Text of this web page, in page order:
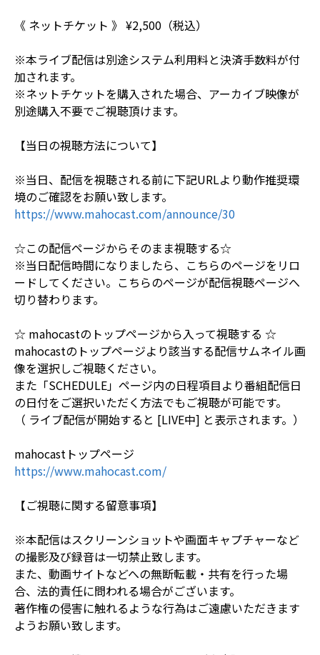
《 ネットチケット 》 ¥2,500（税込）
※本ライブ配信は別途システム利用料と決済手数料が付
加されます。
※ネットチケットを購入された場合、アーカイブ映像が
別途購入不要でご視聴頂けます。
【当日の視聴方法について】
※当日、配信を視聴される前に下記URLより動作推奨環
境のご確認をお願い致します。
https://www.mahocast.com/announce/30
☆この配信ページからそのまま視聴する☆
※当日配信時間になりましたら、こちらのページをリロ
ードしてください。こちらのページが配信視聴ページへ
切り替わります。
☆ mahocastのトップページから入って視聴する ☆
mahocastのトップページより該当する配信サムネイル画
像を選択しご視聴ください。
また「SCHEDULE」ページ内の日程項目より番組配信日
の日付をご選択いただく方法でもご視聴が可能です。
（ ライブ配信が開始すると [LIVE中] と表示されます。）
mahocastトップページ
https://www.mahocast.com/
【ご視聴に関する留意事項】
※本配信はスクリーンショットや画面キャプチャーなど
の撮影及び録音は一切禁止致します。
また、動画サイトなどへの無断転載・共有を行った場
合、法的責任に問われる場合がございます。
著作権の侵害に触れるような行為はご遠慮いただきます
ようお願い致します。